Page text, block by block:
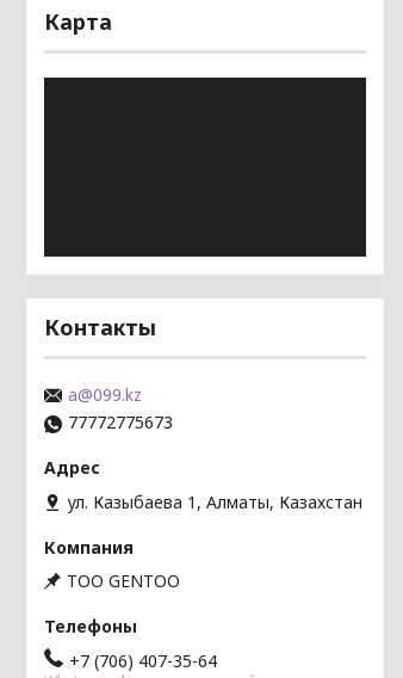
Карта
Контакты
a@099.kz
77772775673
ул. Казыбаева 1, Алматы, Казахстан
TOO GENTOO
+7 (706) 407-35-64